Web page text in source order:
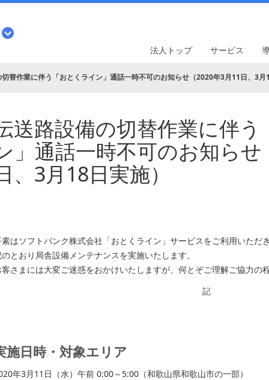
法人トップ サービス
替作業に伴う「おとくライン」通話一時不可のお知らせ（2020年3月11日、3月
送路設備の切替作業に伴う
」通話一時不可のお知らせ
、3月18日実施）
はソフトバンク株式会社「おとくライン」サービスをご利用いただ
とおり局舎設備メンテナンスを実施いたします。
さまには大変ご迷惑をおかけいたしますが、何とぞご理解ご協力の
記
施日時・対象エリア
年3月11日（水）午前 0:00～5:00（和歌山県和歌山市の一部）